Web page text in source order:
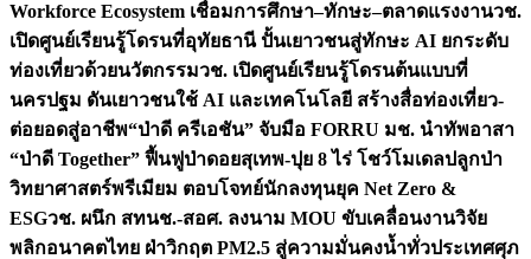
Workforce Ecosystem เชื่อมการศึกษา–ทักษะ–ตลาดแรงงานวช.
เปิดศูนย์เรียนรู้โดรนที่อุทัยธานี ปั้นเยาวชนสู่ทักษะ AI ยกระดับ
ท่องเที่ยวด้วยนวัตกรรมวช. เปิดศูนย์เรียนรู้โดรนต้นแบบที่
นครปฐม ดันเยาวชนใช้ AI และเทคโนโลยี สร้างสื่อท่องเที่ยว-
ต่อยอดสู่อาชีพ“ป่าดี ครีเอชัน” จับมือ FORRU มช. นำทัพอาสา
“ป่าดี Together” ฟื้นฟูป่าดอยสุเทพ-ปุย 8 ไร่ โชว์โมเดลปลูกป่า
วิทยาศาสตร์พรีเมียม ตอบโจทย์นักลงทุนยุค Net Zero &
ESGวช. ผนึก สทนช.-สอศ. ลงนาม MOU ขับเคลื่อนงานวิจัย
พลิกอนาคตไทย ฝ่าวิกฤต PM2.5 สู่ความมั่นคงน้ำทั่วประเทศศุภ